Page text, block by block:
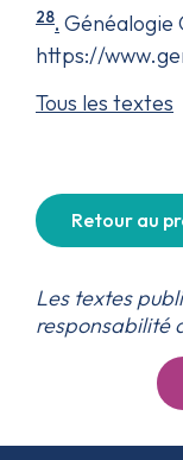
28. Généalogie
https://
Tous les textes
Retour au
Les textes
responsabilité